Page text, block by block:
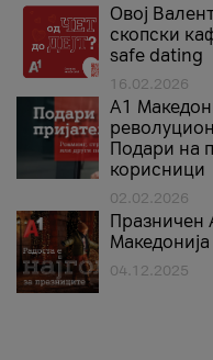
Овој
скопски
safe dating
16.02.2026
А1
Подари на
корисници
02.02.2026
Празничен
04.12.2025